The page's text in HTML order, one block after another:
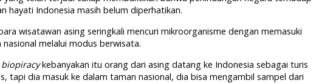
hayati Indonesia masih belum diperhatikan.
wisatawan asing seringkali mencuri mikroorganisme dengan memasuki
melalui modus berwisata.
biopiracykebanyakan itu orang dari asing datang ke Indonesia sebagai turis
tapi dia masuk ke dalam taman nasional, dia bisa mengambil sampel dari